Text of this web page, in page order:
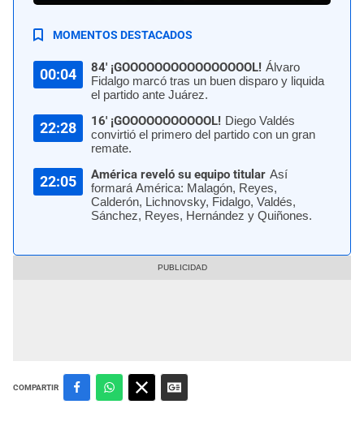
MOMENTOS DESTACADOS
00:04 84' ¡GOOOOOOOOOOOOOOOOL! Álvaro
Fidalgo marcó tras un buen disparo y liquida
el partido ante Juárez.
22:28 16' ¡GOOOOOOOOOOOL! Diego Valdés
convirtió el primero del partido con un gran
remate.
22:05 América reveló su equipo titular Así
formará América: Malagón, Reyes,
Calderón, Lichnovsky, Fidalgo, Valdés,
Sánchez, Reyes, Hernández y Quiñones.
COMPARTIR